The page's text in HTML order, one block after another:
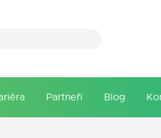
Partneři Blog